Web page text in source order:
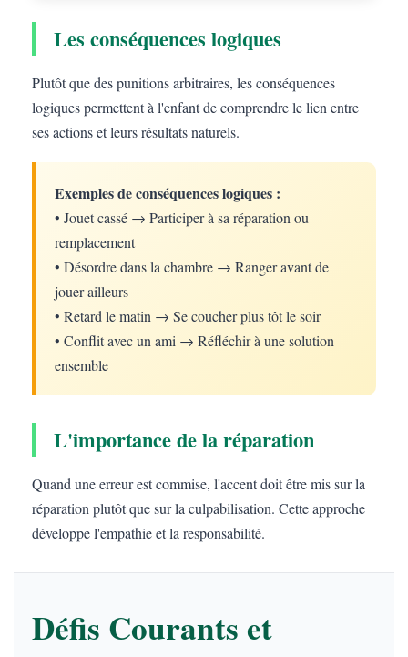
Les conséquences logiques
Plutôt que des punitions arbitraires, les conséquences
logiques permettent à l'enfant de comprendre le lien entre
ses actions et leurs résultats naturels.
Exemples de conséquences logiques :
• Jouet cassé → Participer à sa réparation ou
remplacement
• Désordre dans la chambre → Ranger avant de
jouer ailleurs
• Retard le matin → Se coucher plus tôt le soir
• Conflit avec un ami → Réfléchir à une solution
ensemble
L'importance de la réparation
Quand une erreur est commise, l'accent doit être mis sur la
réparation plutôt que sur la culpabilisation. Cette approche
développe l'empathie et la responsabilité.
Défis Courants et